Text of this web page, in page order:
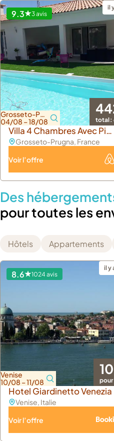
9.3 3 avis
il
Grosseto-Prugna
04/08 – 18/08
total :
Villa 4 Chambres Avec
Grosseto-Prugna, France
Voir l’offre
Des
pour toutes les
Hôtels Appartements
8.6 1024 avis
il y
Venise
10/08 – 11/08
pour
Hotel Giardinetto Venezia
Venise, Italie
Voir l’offre